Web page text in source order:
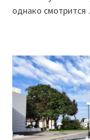
однако